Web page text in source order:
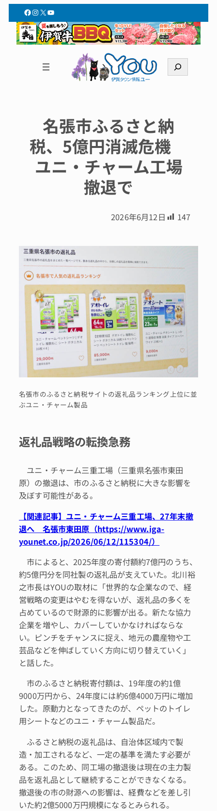
Facebook
Instagram
X YouTube
索
名張市ふるさと納
税、5億円消滅危機
ユニ・チャーム工場
撤退で
2026年6月12日 147
名張市のふるさと納税サイトの返礼品ランキング上位に並
ぶユニ・チャーム製品
返礼品戦略の転換急務
ユニ・チャーム三重工場（三重県名張市東田
原）の撤退は、市のふるさと納税に大きな影響を
及ぼす可能性がある。
【関連記事】ユニ・チャーム三重工場、27年末撤
退へ 名張市東田原（https://www.iga-
younet.co.jp/2026/06/12/115304/）
市によると、2025年度の寄付額約7億円のうち、
約5億円分を同社製の返礼品が支えていた。北川裕
之市長はYOUの取材に「世界的な企業なので、経
営戦略の変更はやむを得ないが、返礼品の多くを
占めているので財源的に影響が出る。新たな協力
企業を増やし、カバーしていかなければならな
い。ピンチをチャンスに捉え、地元の農産物や工
芸品などを伸ばしていく方向に切り替えていく」
と話した。
市のふるさと納税寄付額は、19年度の約1億
9000万円から、24年度には約6億4000万円に増加
した。原動力となってきたのが、ペットのトイレ
用シートなどのユニ・チャーム製品だ。
ふるさと納税の返礼品は、自治体区域内で製
造・加工されるなど、一定の基準を満たす必要が
ある。このため、同工場の撤退後は現在の主力製
品を返礼品として継続することができなくなる。
撤退後の市の財源への影響は、経費などを差し引
いた約2億5000万円規模になるとみられる。